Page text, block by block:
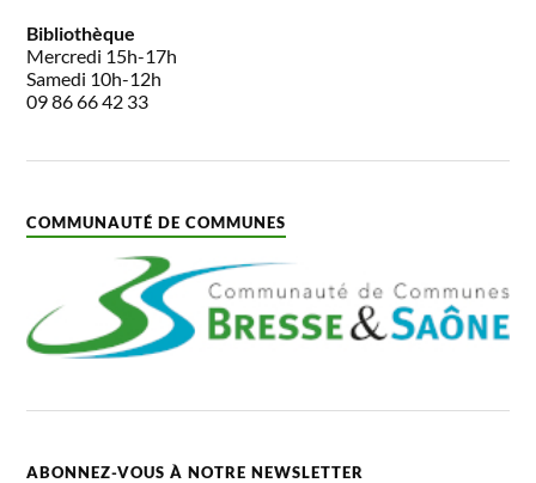
Bibliothèque
Mercredi 15h-17h
Samedi 10h-12h
09 86 66 42 33
COMMUNAUTÉ DE COMMUNES
ABONNEZ-VOUS À NOTRE NEWSLETTER